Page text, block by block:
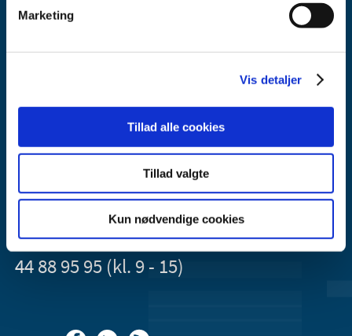
Marketing
Vis detaljer
Tillad alle cookies
Tillad valgte
Kun nødvendige cookies
Lægemiddelstyrelsen er en del af
Sundheds- og Kirkeministeriet.
Kontakt Lægemiddelstyrelsen
44 88 95 95 (kl. 9 - 15)